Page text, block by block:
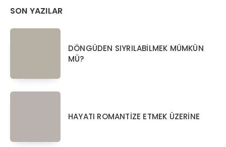
Widgets
SON YAZILAR
DÖNGÜDEN SIYRILABİLMEK MÜMKÜN
MÜ?
HAYATI ROMANTİZE ETMEK ÜZERİNE